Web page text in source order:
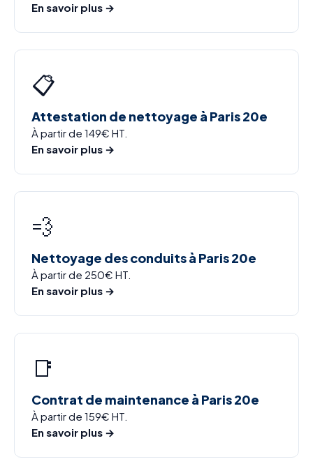
En savoir plus →
📋
Attestation de nettoyage à Paris 20e
À partir de 149€ HT.
En savoir plus →
💨
Nettoyage des conduits à Paris 20e
À partir de 250€ HT.
En savoir plus →
📑
Contrat de maintenance à Paris 20e
À partir de 159€ HT.
En savoir plus →